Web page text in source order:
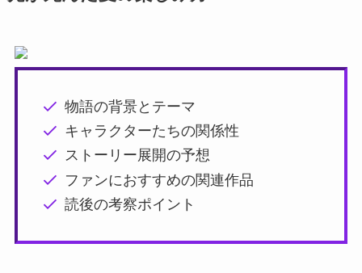
物語の背景とテーマ
キャラクターたちの関係性
ストーリー展開の予想
ファンにおすすめの関連作品
読後の考察ポイント